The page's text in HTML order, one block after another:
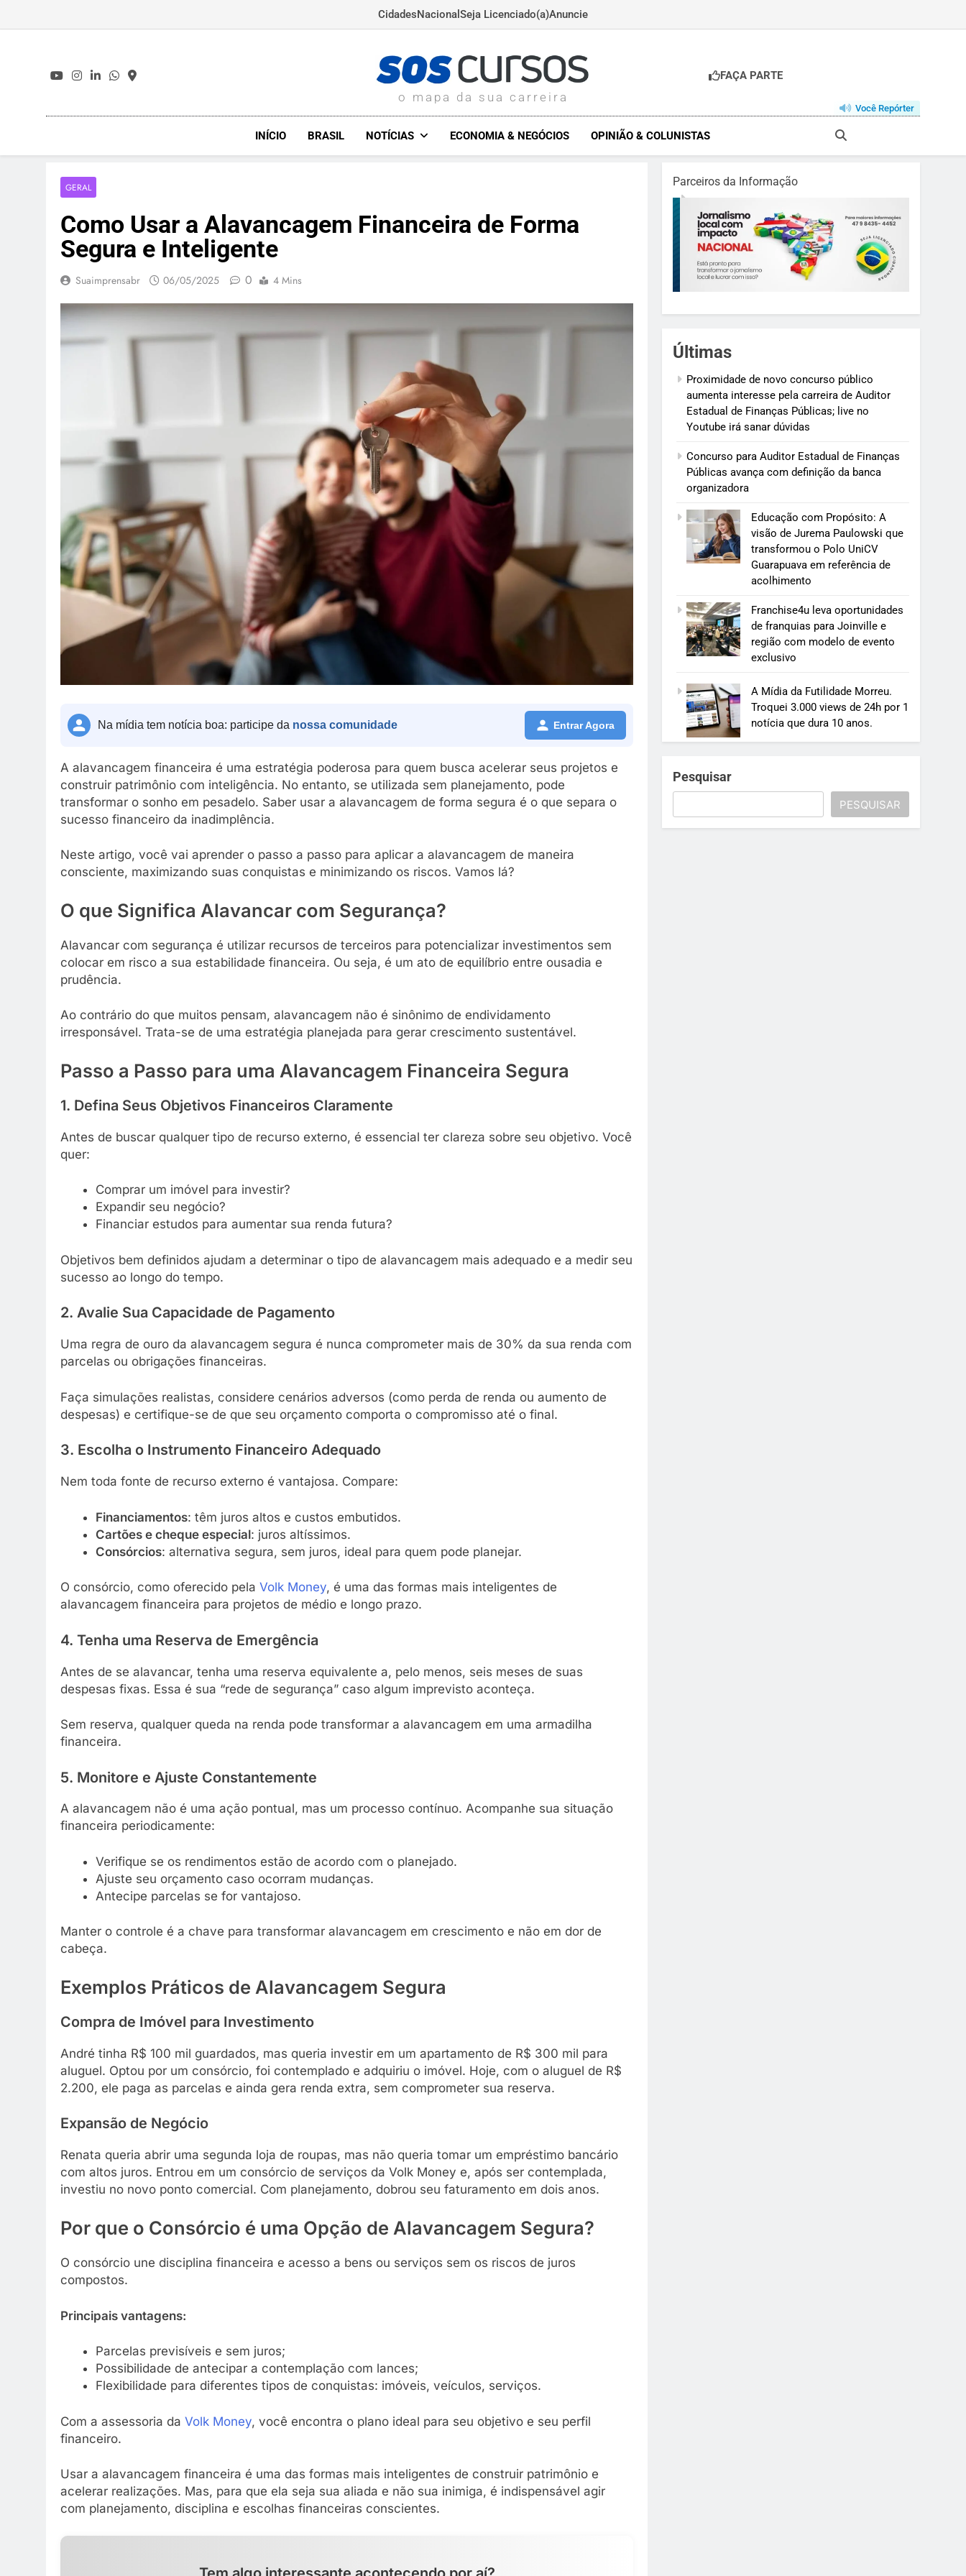
CidadesNacional Seja Licenciado(a)Anuncie
SOSCURSOS.COM.BR
o mapa da sua carreira
FAÇA PARTE
Você Repórter
INÍCIO BRASIL NOTÍCIAS ECONOMIA & NEGÓCIOS OPINIÃO & COLUNISTAS
GERAL
Como Usar a Alavancagem Financeira de Forma
Segura e Inteligente
Suaimprensabr 06/05/2025 0 4 Mins
Na mídia tem notícia boa: participe da nossa comunidade Entrar Agora
A alavancagem financeira é uma estratégia poderosa para quem busca acelerar seus projetos e
construir patrimônio com inteligência. No entanto, se utilizada sem planejamento, pode
transformar o sonho em pesadelo. Saber usar a alavancagem de forma segura é o que separa o
sucesso financeiro da inadimplência.
Neste artigo, você vai aprender o passo a passo para aplicar a alavancagem de maneira
consciente, maximizando suas conquistas e minimizando os riscos. Vamos lá?
O que Significa Alavancar com Segurança?
Alavancar com segurança é utilizar recursos de terceiros para potencializar investimentos sem
colocar em risco a sua estabilidade financeira. Ou seja, é um ato de equilíbrio entre ousadia e
prudência.
Ao contrário do que muitos pensam, alavancagem não é sinônimo de endividamento
irresponsável. Trata-se de uma estratégia planejada para gerar crescimento sustentável.
Passo a Passo para uma Alavancagem Financeira Segura
1. Defina Seus Objetivos Financeiros Claramente
Antes de buscar qualquer tipo de recurso externo, é essencial ter clareza sobre seu objetivo. Você
quer:
Comprar um imóvel para investir?
Expandir seu negócio?
Financiar estudos para aumentar sua renda futura?
Objetivos bem definidos ajudam a determinar o tipo de alavancagem mais adequado e a medir seu
sucesso ao longo do tempo.
2. Avalie Sua Capacidade de Pagamento
Uma regra de ouro da alavancagem segura é nunca comprometer mais de 30% da sua renda com
parcelas ou obrigações financeiras.
Faça simulações realistas, considere cenários adversos (como perda de renda ou aumento de
despesas) e certifique-se de que seu orçamento comporta o compromisso até o final.
3. Escolha o Instrumento Financeiro Adequado
Nem toda fonte de recurso externo é vantajosa. Compare:
Financiamentos: têm juros altos e custos embutidos.
Cartões e cheque especial: juros altíssimos.
Consórcios: alternativa segura, sem juros, ideal para quem pode planejar.
O consórcio, como oferecido pela Volk Money, é uma das formas mais inteligentes de
alavancagem financeira para projetos de médio e longo prazo.
4. Tenha uma Reserva de Emergência
Antes de se alavancar, tenha uma reserva equivalente a, pelo menos, seis meses de suas
despesas fixas. Essa é sua “rede de segurança” caso algum imprevisto aconteça.
Sem reserva, qualquer queda na renda pode transformar a alavancagem em uma armadilha
financeira.
5. Monitore e Ajuste Constantemente
A alavancagem não é uma ação pontual, mas um processo contínuo. Acompanhe sua situação
financeira periodicamente:
Verifique se os rendimentos estão de acordo com o planejado.
Ajuste seu orçamento caso ocorram mudanças.
Antecipe parcelas se for vantajoso.
Manter o controle é a chave para transformar alavancagem em crescimento e não em dor de
cabeça.
Exemplos Práticos de Alavancagem Segura
Compra de Imóvel para Investimento
André tinha R$ 100 mil guardados, mas queria investir em um apartamento de R$ 300 mil para
aluguel. Optou por um consórcio, foi contemplado e adquiriu o imóvel. Hoje, com o aluguel de R$
2.200, ele paga as parcelas e ainda gera renda extra, sem comprometer sua reserva.
Expansão de Negócio
Renata queria abrir uma segunda loja de roupas, mas não queria tomar um empréstimo bancário
com altos juros. Entrou em um consórcio de serviços da Volk Money e, após ser contemplada,
investiu no novo ponto comercial. Com planejamento, dobrou seu faturamento em dois anos.
Por que o Consórcio é uma Opção de Alavancagem Segura?
O consórcio une disciplina financeira e acesso a bens ou serviços sem os riscos de juros
compostos.
Principais vantagens:
Parcelas previsíveis e sem juros;
Possibilidade de antecipar a contemplação com lances;
Flexibilidade para diferentes tipos de conquistas: imóveis, veículos, serviços.
Com a assessoria da Volk Money, você encontra o plano ideal para seu objetivo e seu perfil
financeiro.
Usar a alavancagem financeira é uma das formas mais inteligentes de construir patrimônio e
acelerar realizações. Mas, para que ela seja sua aliada e não sua inimiga, é indispensável agir
com planejamento, disciplina e escolhas financeiras conscientes.
Parceiros da Informação
Últimas
Proximidade de novo concurso público
aumenta interesse pela carreira de Auditor
Estadual de Finanças Públicas; live no
Youtube irá sanar dúvidas
Concurso para Auditor Estadual de Finanças
Públicas avança com definição da banca
organizadora
Educação com Propósito: A
visão de Jurema Paulowski que
transformou o Polo UniCV
Guarapuava em referência de
acolhimento
Franchise4u leva oportunidades
de franquias para Joinville e
região com modelo de evento
exclusivo
A Mídia da Futilidade Morreu.
Troquei 3.000 views de 24h por 1
notícia que dura 10 anos.
Pesquisar
PESQUISAR